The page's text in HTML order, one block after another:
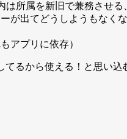
所属を新旧で兼務させる
が出てどうしようもなく
アプリに依存）
るから使える！と思い込